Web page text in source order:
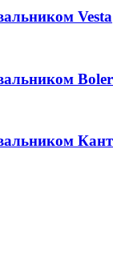
Vesta